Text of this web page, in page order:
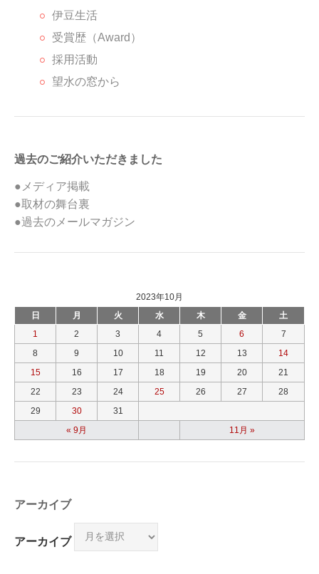
伊豆生活
受賞歴（Award）
採用活動
望水の窓から
過去のご紹介いただきました
●メディア掲載
●取材の舞台裏
●過去のメールマガジン
2023年10月
日
月 火 水 木 金 土
« 9月 11月 »
1 2 3 4 5 6
7
8
9 10 11 12 13
14
15
16 17 18 19 20
21
22
23 24 25 26 27
28
29
30 31
アーカイブ
アーカイブ